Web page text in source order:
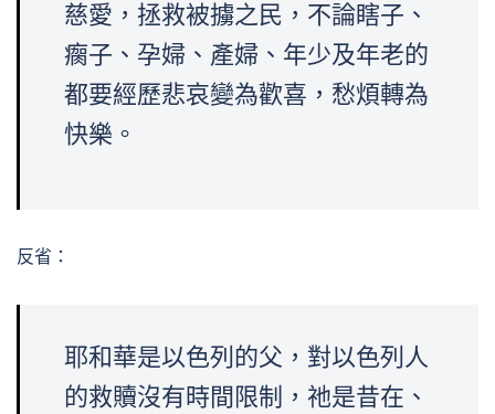
慈愛，拯救被擄之民，不論瞎子、
瘸子、孕婦、產婦、年少及年老的
都要經歷悲哀變為歡喜，愁煩轉為
快樂。
反省：
耶和華是以色列的父，對以色列人
的救贖沒有時間限制，祂是昔在、